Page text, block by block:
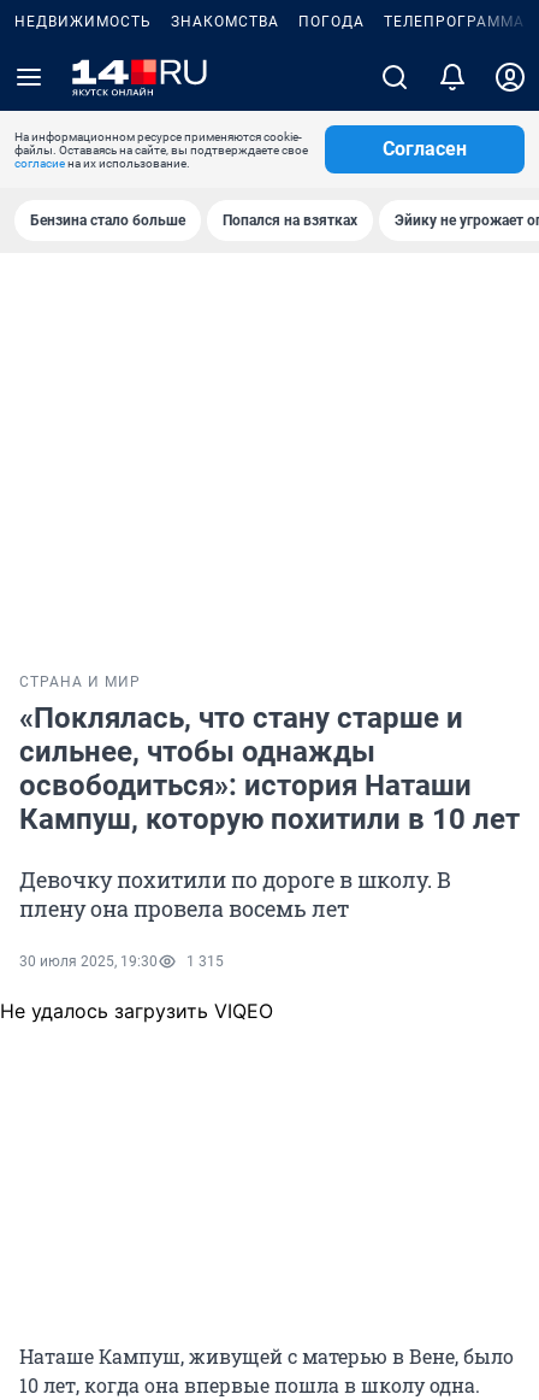
НЕДВИЖИМОСТЬ ЗНАКОМСТВА ПОГОДА ТЕЛЕПРОГРАММА
На информационном ресурсе применяются cookie-
файлы. Оставаясь на сайте, вы подтверждаете свое
согласиена их использование.
Согласен
Бензина стало больше Попался на взятках Эйику не угрожает
СТРАНА И МИР
«Поклялась, что стану старше и
сильнее, чтобы однажды
освободиться»: история Наташи
Кампуш, которую похитили в 10 лет
Девочку похитили по дороге в школу. В
плену она провела восемь лет
30 июля 2025, 19:30 1 315
Не удалось загрузить VIQEO
Наташе Кампуш, живущей с матерью в Вене, было
10 лет, когда она впервые пошла в школу одна.